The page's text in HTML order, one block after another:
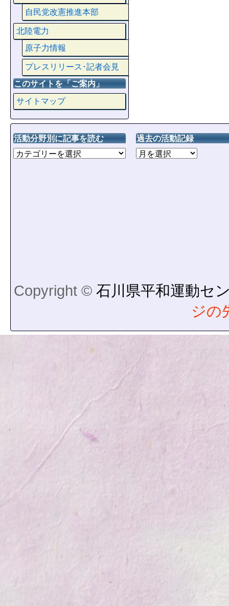
自民党改憲推進本部
北陸電力
原子力情報
プレスリリース･記者会見
このサイトを「ご案内」
サイトマップ
活動分野別に記事を読む 過去の活動記録
Copyright © 石川県平和運動セ
ジの